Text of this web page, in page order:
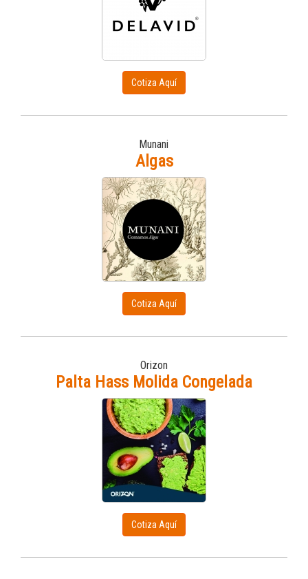
Cotiza Aquí
Munani
Algas
Cotiza Aquí
Orizon
Palta Hass Molida Congelada
Cotiza Aquí